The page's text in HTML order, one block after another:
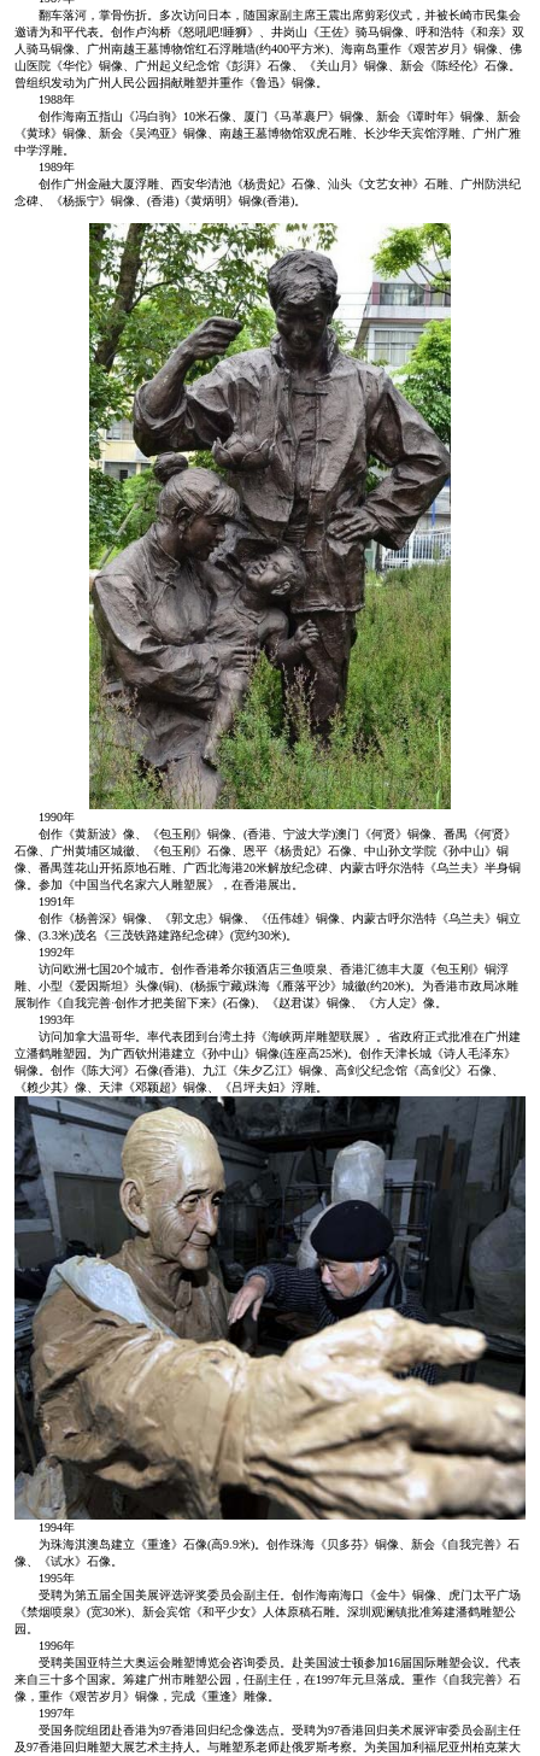
翻车落河，掌骨伤折。多次访问日本，随国家副主席王震出席剪彩仪式，并被长崎市民集会
邀请为和平代表。创作卢沟桥《怒吼吧!睡狮》、井岗山《王佐》骑马铜像、呼和浩特《和亲》双
人骑马铜像、广州南越王墓博物馆红石浮雕墙(约400平方米)、海南岛重作《艰苦岁月》铜像、佛
山医院《华佗》铜像、广州起义纪念馆《彭湃》石像、《关山月》铜像、新会《陈经伦》石像。
曾组织发动为广州人民公园捐献雕塑并重作《鲁迅》铜像。
1988年
创作海南五指山《冯白驹》10米石像、厦门《马革裹尸》铜像、新会《谭时年》铜像、新会
《黄球》铜像、新会《吴鸿亚》铜像、南越王墓博物馆双虎石雕、长沙华天宾馆浮雕、广州广雅
中学浮雕。
1989年
创作广州金融大厦浮雕、西安华清池《杨贵妃》石像、汕头《文艺女神》石雕、广州防洪纪
念碑、《杨振宁》铜像、(香港)《黄炳明》铜像(香港)。
1990年
创作《黄新波》像、《包玉刚》铜像、(香港、宁波大学)澳门《何贤》铜像、番禺《何贤》
石像、广州黄埔区城徽、《包玉刚》石像、恩平《杨贵妃》石像、中山孙文学院《孙中山》铜
像、番禺莲花山开拓原地石雕、广西北海港20米解放纪念碑、内蒙古呼尔浩特《乌兰夫》半身铜
像。参加《中国当代名家六人雕塑展》，在香港展出。
1991年
创作《杨善深》铜像、《郭文忠》铜像、《伍伟雄》铜像、内蒙古呼尔浩特《乌兰夫》铜立
像、(3.3米)茂名《三茂铁路建路纪念碑》(宽约30米)。
1992年
访问欧洲七国20个城市。创作香港希尔顿酒店三鱼喷泉、香港汇德丰大厦《包玉刚》铜浮
雕、小型《爱因斯坦》头像(铜)、(杨振宁藏)珠海《雁落平沙》城徽(约20米)。为香港市政局冰雕
展制作《自我完善·创作才把美留下来》(石像)、《赵君谋》铜像、《方人定》像。
1993年
访问加拿大温哥华。率代表团到台湾土持《海峡两岸雕塑联展》。省政府正式批准在广州建
立潘鹤雕塑园。为广西钦州港建立《孙中山》铜像(连座高25米)。创作天津长城《诗人毛泽东》
铜像。创作《陈大河》石像(香港)、九江《朱夕乙江》铜像、高剑父纪念馆《高剑父》石像、
《赖少其》像、天津《邓颖超》铜像、《吕坪夫妇》浮雕。
1994年
为珠海淇澳岛建立《重逢》石像(高9.9米)。创作珠海《贝多芬》铜像、新会《自我完善》石
像、《试水》石像。
1995年
受聘为第五届全国美展评选评奖委员会副主任。创作海南海口《金牛》铜像、虎门太平广场
《禁烟喷泉》(宽30米)、新会宾馆《和平少女》人体原稿石雕。深圳观澜镇批准筹建潘鹤雕塑公
园。
1996年
受聘美国亚特兰大奥运会雕塑博览会咨询委员。赴美国波士顿参加16届国际雕塑会议。代表
来自三十多个国家。筹建广州市雕塑公园，任副主任，在1997年元旦落成。重作《自我完善》石
像，重作《艰苦岁月》铜像，完成《重逢》雕像。
1997年
受国务院组团赴香港为97香港回归纪念像选点。受聘为97香港回归美术展评审委员会副主任
及97香港回归雕塑大展艺术主持人。与雕塑系老师赴俄罗斯考察。为美国加利福尼亚州柏克莱大